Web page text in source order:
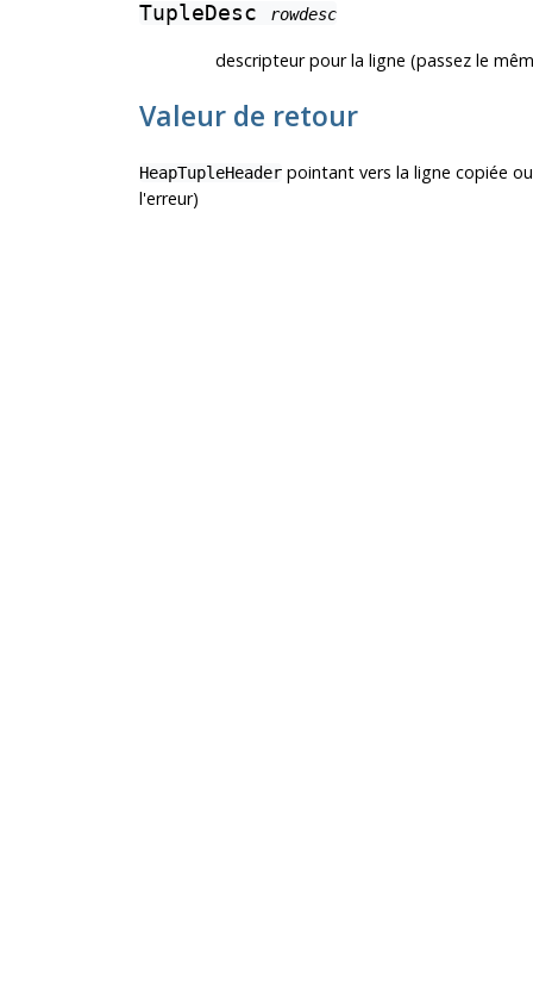
TupleDesc rowdesc
descripteur pour la ligne (passez le
Valeur de retour
HeapTupleHeaderpointant vers la ligne copiée
l'erreur)